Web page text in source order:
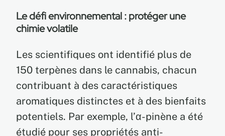
Le défi environnemental : protéger une
chimie volatile
Les scientifiques ont identifié plus de
150 terpènes dans le cannabis, chacun
contribuant à des caractéristiques
aromatiques distinctes et à des bienfaits
potentiels. Par exemple, l’α-pinène a été
étudié pour ses propriétés anti-